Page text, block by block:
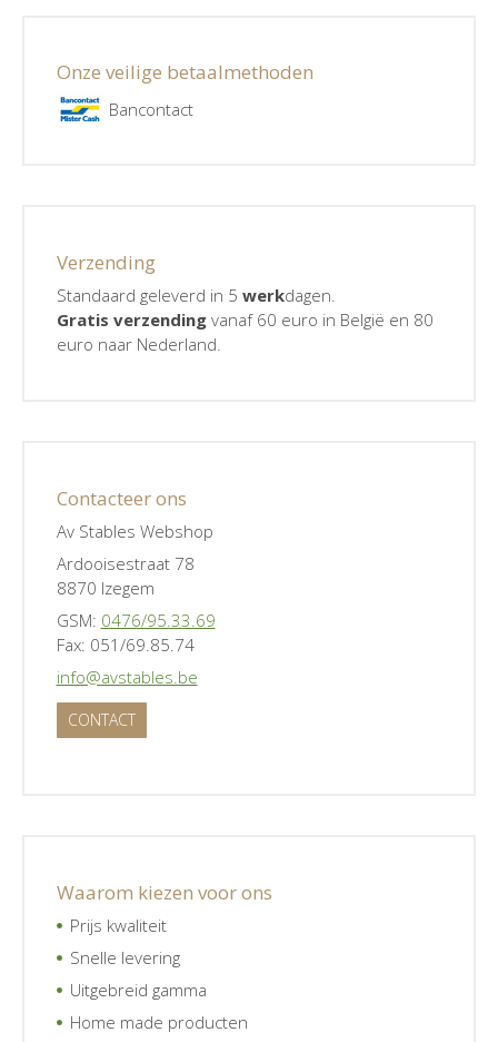
Onze veilige betaalmethoden
Bancontact
Verzending
Standaard geleverd in 5 werkdagen.
Gratis verzendingvanaf 60 euro in België en 80
euro naar Nederland.
Contacteer ons
Av Stables Webshop
Ardooisestraat 78
8870 Izegem
GSM: 0476/95.33.69
Fax: 051/69.85.74
info@avstables.be
CONTACT
Waarom kiezen voor ons
Prijs kwaliteit
Snelle levering
Uitgebreid gamma
Home made producten